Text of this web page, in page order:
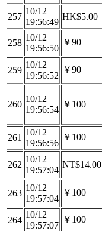
257
10/12
19:56:49
HK$5.00
258
10/12
19:56:50
￥90
259
10/12
19:56:52
￥90
260
10/12
19:56:54
￥100
261
10/12
19:56:56
￥100
262
10/12
19:57:04
NT$14.00
263
10/12
19:57:04
￥100
264
10/12
19:57:07
￥100